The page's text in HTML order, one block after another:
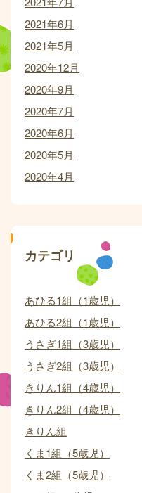
2021年6月
2021年5月
2020年12月
2020年9月
2020年7月
2020年6月
2020年5月
2020年4月
カテゴリ
あひる1組（1歳児）
あひる2組（1歳児）
うさぎ1組（3歳児）
うさぎ2組（3歳児）
きりん1組（4歳児）
きりん2組（4歳児）
きりん組
くま1組（5歳児）
くま2組（5歳児）